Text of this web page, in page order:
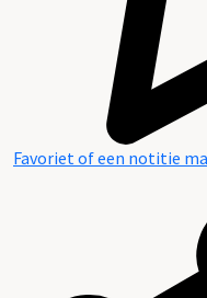
Inventaris
Favoriet of een notitie